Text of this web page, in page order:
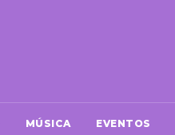
MÚSICA EVENTOS